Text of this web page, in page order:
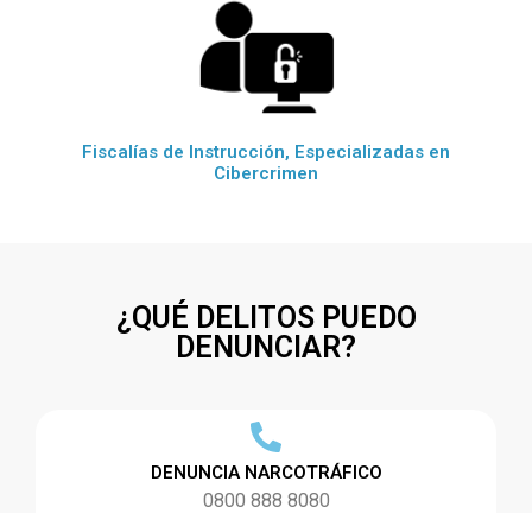
Fiscalías de Instrucción, Especializadas en
Cibercrimen
¿QUÉ DELITOS PUEDO
DENUNCIAR?
DENUNCIA NARCOTRÁFICO
0800 888 8080